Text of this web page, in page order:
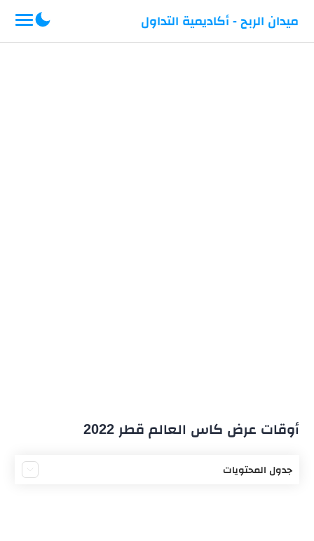
ميدان الربح - أكاديمية التداول
أوقات عرض كاس العالم قطر 2022
جدول المحتويات